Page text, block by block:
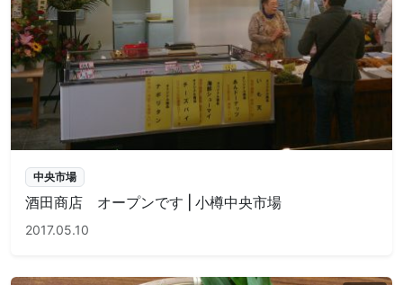
中央市場
酒田商店 オープンです | 小樽中央市場
2017.05.10